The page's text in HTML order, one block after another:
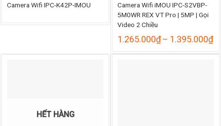
Camera Wifi IPC-K42P-IMOU
Camera Wifi iMOU IPC-S2VBP-
5M0WR REX VT Pro | 5MP | Gọi
Video 2 Chiều
1.265.000₫– 1.395.000₫
từ
HẾT HÀNG